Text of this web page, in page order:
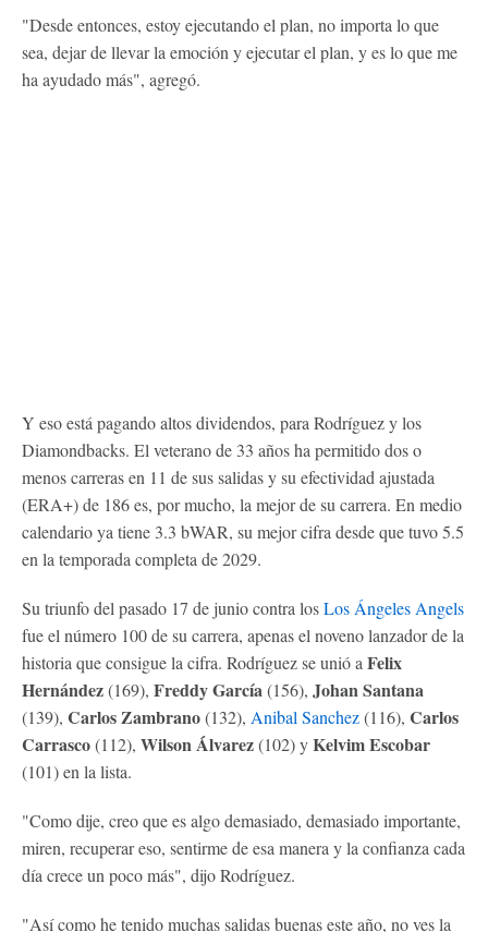
"Desde entonces, estoy ejecutando el plan, no importa lo que
sea, dejar de llevar la emoción y ejecutar el plan, y es lo que me
ha ayudado más", agregó.
Y eso está pagando altos dividendos, para Rodríguez y los
Diamondbacks. El veterano de 33 años ha permitido dos o
menos carreras en 11 de sus salidas y su efectividad ajustada
(ERA+) de 186 es, por mucho, la mejor de su carrera. En medio
calendario ya tiene 3.3 bWAR, su mejor cifra desde que tuvo 5.5
en la temporada completa de 2029.
Su triunfo del pasado 17 de junio contra losLos Ángeles Angels
fue el número 100 de su carrera, apenas el noveno lanzador de la
historia que consigue la cifra. Rodríguez se unió aFelix
Hernández(169), Freddy García(156), Johan Santana
(139), Carlos Zambrano(132), Anibal Sanchez(116), Carlos
Carrasco(112), Wilson Álvarez(102) yKelvim Escobar
(101) en la lista.
"Como dije, creo que es algo demasiado, demasiado importante,
miren, recuperar eso, sentirme de esa manera y la confianza cada
día crece un poco más", dijo Rodríguez.
"Así como he tenido muchas salidas buenas este año, no ves la